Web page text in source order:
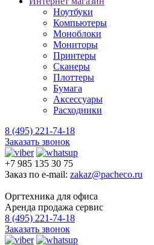
Ноутбуки
Компьютеры
Моноблоки
Мониторы
Принтеры
Сканеры
Плоттеры
Бумага
Аксессуары
Расходники
8 (495) 221-74-18
Заказать звонок
+7 985 135 30 75
Заказ по e-mail: zakaz@pacheco.ru
Оргтехника для офиса
Аренда продажа сервис
8 (495) 221-74-18
Заказать звонок